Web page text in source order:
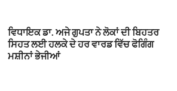
ਵਿਧਾਇਕ ਡਾ. ਅਜੇ ਗੁਪਤਾ ਨੇ ਲੋਕਾਂ ਦੀ ਬਿਹਤਰ
ਸਿਹਤ ਲਈ ਹਲਕੇ ਦੇ ਹਰ ਵਾਰਡ ਵਿੱਚ ਫੋਗਿੰਗ
ਮਸ਼ੀਨਾਂ ਭੇਜੀਆਂ